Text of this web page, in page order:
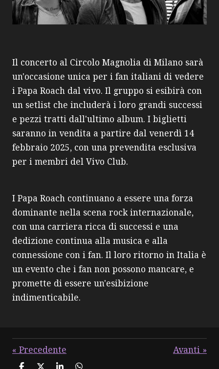
Il concerto al Circolo Magnolia di Milano sarà
un'occasione unica per i fan italiani di vedere
i Papa Roach dal vivo. Il gruppo si esibirà con
un setlist che includerà i loro grandi successi
e pezzi tratti dall'ultimo album. I biglietti
saranno in vendita a partire dal venerdì 14
febbraio 2025, con una prevendita esclusiva
per i membri del Vivo Club.
I Papa Roach continuano a essere una forza
dominante nella scena rock internazionale,
con una carriera ricca di successi e una
dedizione continua alla musica e alla
connessione con i fan. Il loro ritorno in Italia è
un evento che i fan non possono mancare, e
promette di essere un'esibizione
indimenticabile.
« Precedente Avanti »